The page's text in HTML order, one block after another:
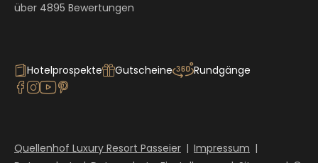
über 4895 Bewertungen
Hotelprospekte Gutscheine Rundgänge
Quellenhof Luxury Resort Passeier | Impressum |